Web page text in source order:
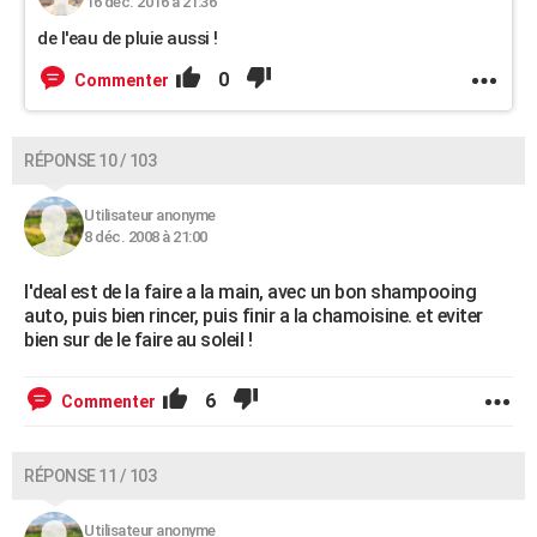
de l'eau de pluie aussi !
Commenter 0
RÉPONSE 10 / 103
Utilisateur anonyme
8 déc. 2008 à 21:00
l'deal est de la faire a la main, avec un bon shampooing
auto, puis bien rincer, puis finir a la chamoisine. et eviter
bien sur de le faire au soleil !
Commenter 6
RÉPONSE 11 / 103
Utilisateur anonyme